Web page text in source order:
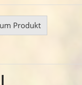
Produkt